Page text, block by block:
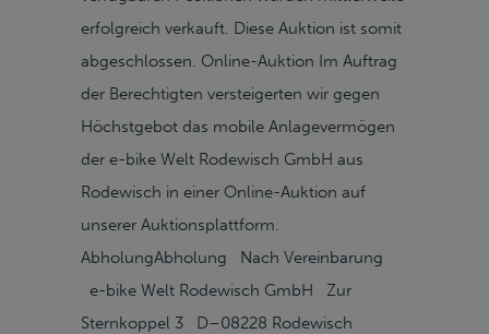
erfolgreich verkauft. Diese Auktion ist somit
abgeschlossen. Online-Auktion Im Auftrag
der Berechtigten versteigerten wir gegen
Höchstgebot das mobile Anlagevermögen
der e-bike Welt Rodewisch GmbH aus
Rodewisch in einer Online-Auktion auf
unserer Auktionsplattform.
AbholungAbholung Nach Vereinbarung
e-bike Welt Rodewisch GmbH Zur
Sternkoppel 3 D–08228 Rodewisch